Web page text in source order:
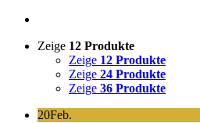
Zeige 12 Produkte
Zeige 12 Produkte
Zeige 24 Produkte
Zeige 36 Produkte
20Feb.